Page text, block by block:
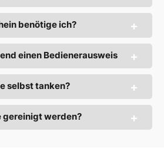
benötige ich?
einen Bedienerausweis
selbst tanken?
gereinigt werden?